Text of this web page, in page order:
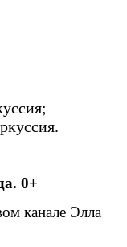
0+
канале Элла